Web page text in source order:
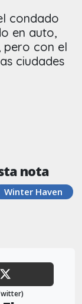
condado
en auto,
pero con el
ciudades
nota
Winter Haven